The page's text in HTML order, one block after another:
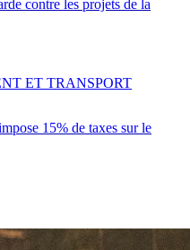
contre les projets de la
15% de taxes sur le
ET TRANSPORT